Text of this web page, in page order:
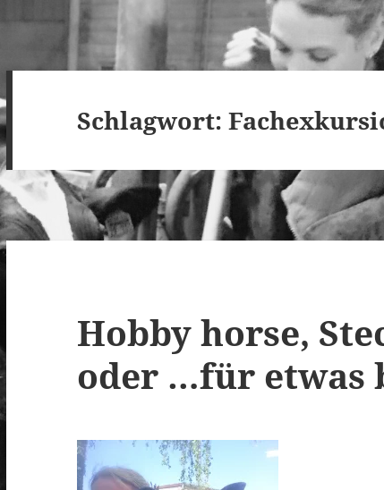
Schlagwort:
Hobby horse,
oder …für etwas